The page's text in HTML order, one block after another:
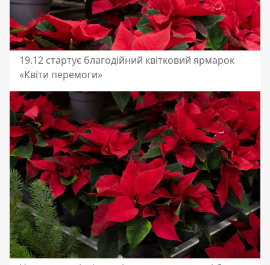
19.12 стартує благодійний квітковий ярмарок
«Квіти перемоги»